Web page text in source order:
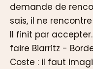
demande de
sais, il ne
Il finit par
faire Biarritz -
Coste : il faut